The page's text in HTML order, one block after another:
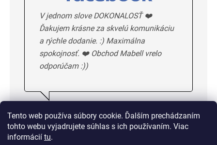
Tento web používa súbory cookie. Ďalším prechádzaním
tohto webu vyjadrujete súhlas s ich používaním. Viac
informácií tu.
V jednom slove DOKONALOSŤ ❤️
Ďakujem krásne za skvelú komunikáciu
a rýchle dodanie. :) Maximálna
spokojnosť. ❤️ Obchod Mabell vrelo
odporúčam :))
DALSIE HODNOTENIE